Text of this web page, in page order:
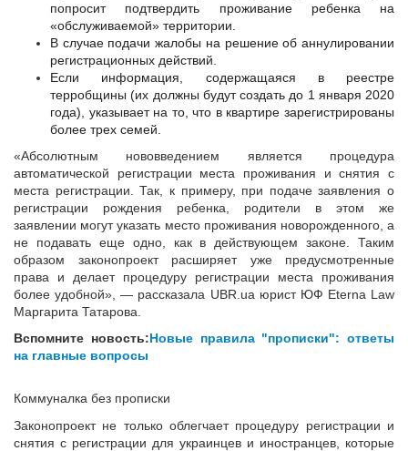
попросит подтвердить проживание ребенка на
«обслуживаемой» территории.
В случае подачи жалобы на решение об аннулировании
регистрационных действий.
Если информация, содержащаяся в реестре
терробщины (их должны будут создать до 1 января 2020
года), указывает на то, что в квартире зарегистрированы
более трех семей.
«Абсолютным нововведением является процедура
автоматической регистрации места проживания и снятия с
места регистрации. Так, к примеру, при подаче заявления о
регистрации рождения ребенка, родители в этом же
заявлении могут указать место проживания новорожденного, а
не подавать еще одно, как в действующем законе. Таким
образом законопроект расширяет уже предусмотренные
права и делает процедуру регистрации места проживания
более удобной», — рассказала UBR.ua юрист ЮФ Eterna Law
Маргарита Татарова.
Вспомните новость:Новые правила "прописки": ответы
на главные вопросы
Коммуналка без прописки
Законопроект не только облегчает процедуру регистрации и
снятия с регистрации для украинцев и иностранцев, которые